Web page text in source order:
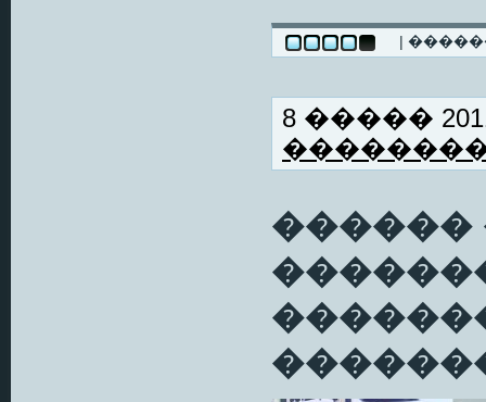
|
8 �����
������